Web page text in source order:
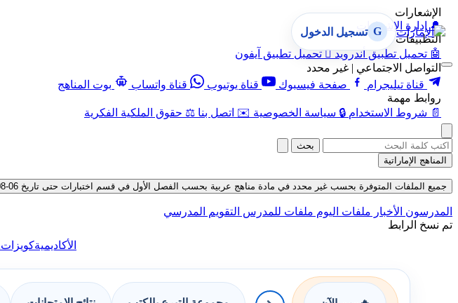
الإشعارات
🔔 إدارة الإشعارات
التطبيقات
🤖 تحميل تطبيق أندرويد  تحميل تطبيق آيفون
التواصل الاجتماعي | غير محدد
قناة تيليجرام
صفحة فيسبوك قناة يوتيوب قناة واتساب
بوت المناهج
روابط مهمة
📄 شروط الاستخدام 🔒 سياسة الخصوصية ✉️ اتصل بنا ⚖️ حقوق الملكية الفكرية
G تسجيل الدخول
بحث
المناهج الإماراتية
جميع الملفات المتوفرة بحسب غير محدد في مادة مناهج عربية بحسب الفصل الأول في قسم اختبارات حتى تاريخ 06-08-2026
المدرسون الأخبار ملفات اليوم ملفات للمدرس التقويم المدرسي
تم نسخ الرابط
الأكاديميةكويزات